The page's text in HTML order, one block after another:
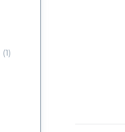
(1)